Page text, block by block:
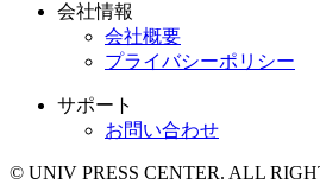
会社情報
会社概要
プライバシーポリシー
サポート
お問い合わせ
© UNIV PRESS CENTER. ALL